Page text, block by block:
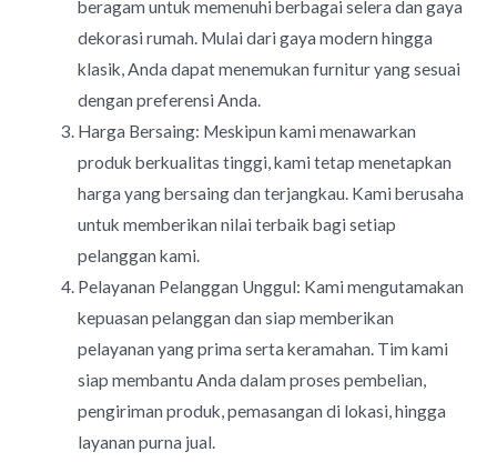
beragam untuk memenuhi berbagai selera dan gaya
dekorasi rumah. Mulai dari gaya modern hingga
klasik, Anda dapat menemukan furnitur yang sesuai
dengan preferensi Anda.
Harga Bersaing: Meskipun kami menawarkan
produk berkualitas tinggi, kami tetap menetapkan
harga yang bersaing dan terjangkau. Kami berusaha
untuk memberikan nilai terbaik bagi setiap
pelanggan kami.
Pelayanan Pelanggan Unggul: Kami mengutamakan
kepuasan pelanggan dan siap memberikan
pelayanan yang prima serta keramahan. Tim kami
siap membantu Anda dalam proses pembelian,
pengiriman produk, pemasangan di lokasi, hingga
layanan purna jual.